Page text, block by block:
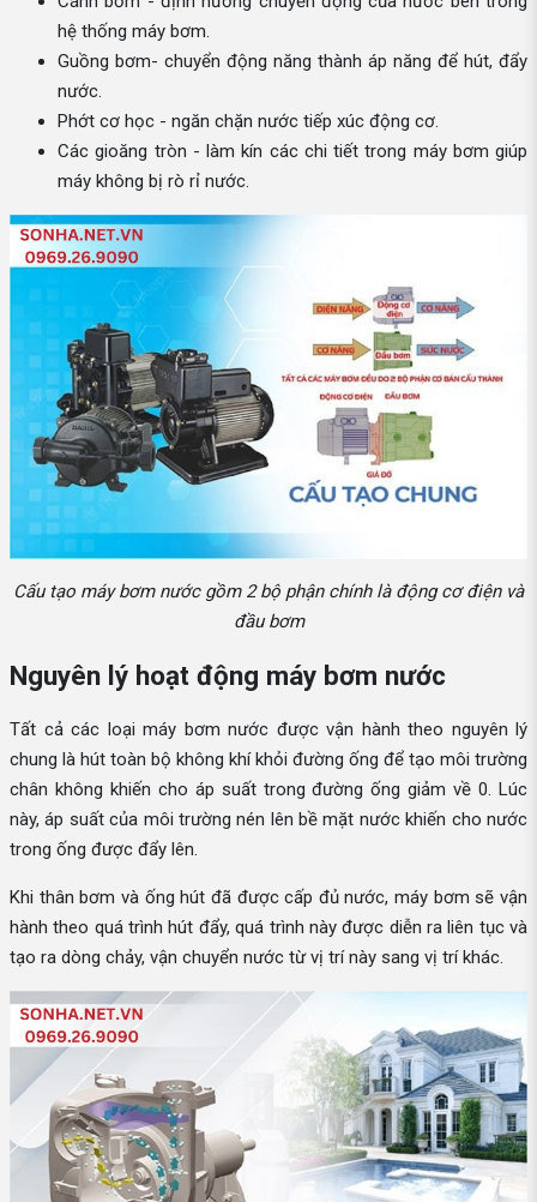
hệ thống máy bơm.
Guồng bơm- chuyển động năng thành áp năng để hút, đẩy
nước.
Phớt cơ học - ngăn chặn nước tiếp xúc động cơ.
Các gioăng tròn - làm kín các chi tiết trong máy bơm giúp
máy không bị rò rỉ nước.
Cấu tạo máy bơm nước gồm 2 bộ phận chính là động cơ điện và
đầu bơm
Nguyên lý hoạt động máy bơm nước
Tất cả các loại máy bơm nước được vận hành theo nguyên lý
chung là hút toàn bộ không khí khỏi đường ống để tạo môi trường
chân không khiến cho áp suất trong đường ống giảm về 0. Lúc
này, áp suất của môi trường nén lên bề mặt nước khiến cho nước
trong ống được đẩy lên.
Khi thân bơm và ống hút đã được cấp đủ nước, máy bơm sẽ vận
hành theo quá trình hút đẩy, quá trình này được diễn ra liên tục và
tạo ra dòng chảy, vận chuyển nước từ vị trí này sang vị trí khác.